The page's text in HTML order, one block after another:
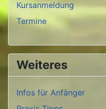
Kursanmeldung
Termine
Weiteres
Infos für Anfänger